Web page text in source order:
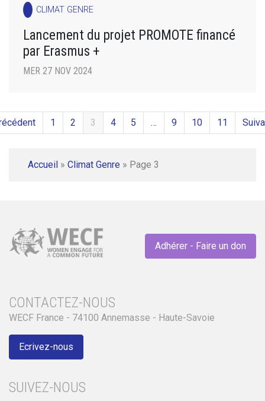
CLIMAT GENRE
Lancement du projet PROMOTE financé
par Erasmus +
MER 27 NOV 2024
1 2 3 4 5 … 9 10 11
Accueil » Climat Genre » Page 3
Adhérer - Faire un don
CONTACTEZ-NOUS
WECF France - 74100 Annemasse - Haute-Savoie
Ecrivez-nous
SUIVEZ-NOUS